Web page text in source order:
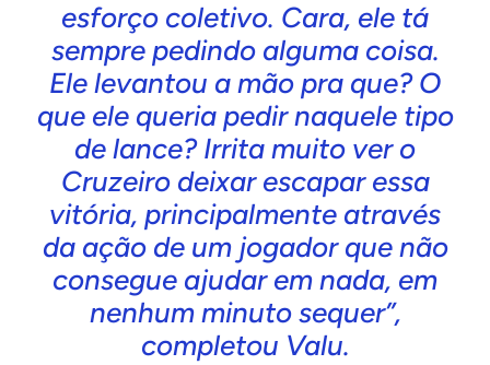
esforço coletivo. Cara, ele tá
sempre pedindo alguma coisa.
Ele levantou a mão pra que? O
que ele queria pedir naquele tipo
de lance? Irrita muito ver o
Cruzeiro deixar escapar essa
vitória, principalmente através
da ação de um jogador que não
consegue ajudar em nada, em
nenhum minuto sequer”,
completou Valu.